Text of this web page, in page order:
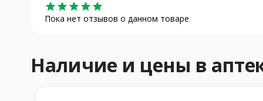
star star star star star
Пока нет отзывов о данном товаре
Наличие и цены в